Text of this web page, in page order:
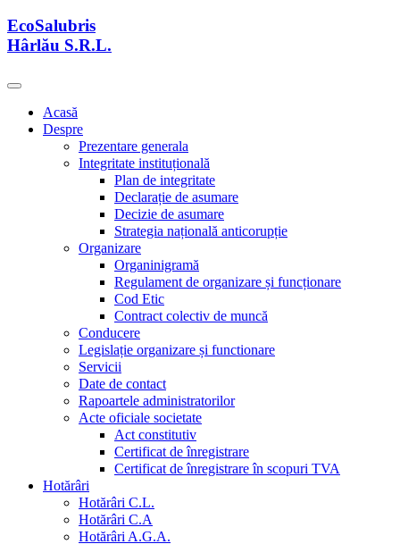
EcoSalubris
Hârlău S.R.L.
Acasă
Despre
Prezentare generala
Integritate instituțională
Plan de integritate
Declarație de asumare
Decizie de asumare
Strategia națională anticorupție
Organizare
Organinigramă
Regulament de organizare și funcționare
Cod Etic
Contract colectiv de muncă
Conducere
Legislație organizare și functionare
Servicii
Date de contact
Rapoartele administratorilor
Acte oficiale societate
Act constitutiv
Certificat de înregistrare
Certificat de înregistrare în scopuri TVA
Hotărâri
Hotărâri C.L.
Hotărâri C.A
Hotărâri A.G.A.